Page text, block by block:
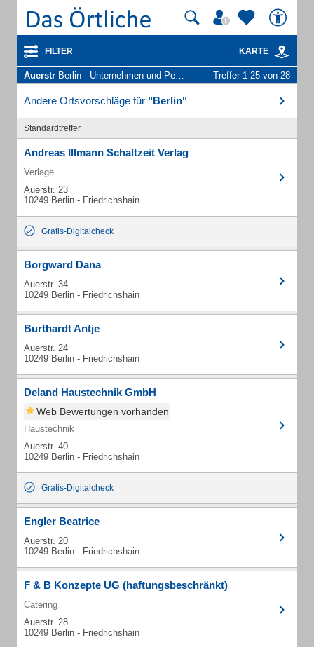
FILTER KARTE
Auerstr Berlin - Unternehmen und Personen Treffer 1-25 von 28
Andere Ortsvorschläge für "Berlin"
Standardtreffer
Andreas Illmann Schaltzeit Verlag
Verlage
Auerstr. 23
10249 Berlin - Friedrichshain
Gratis-Digitalcheck
Borgward Dana
Auerstr. 34
10249 Berlin - Friedrichshain
Burthardt Antje
Auerstr. 24
10249 Berlin - Friedrichshain
Deland Haustechnik GmbH
Web Bewertungen vorhanden
Haustechnik
Auerstr. 40
10249 Berlin - Friedrichshain
Gratis-Digitalcheck
Engler Beatrice
Auerstr. 20
10249 Berlin - Friedrichshain
F & B Konzepte UG (haftungsbeschränkt)
Catering
Auerstr. 28
10249 Berlin - Friedrichshain